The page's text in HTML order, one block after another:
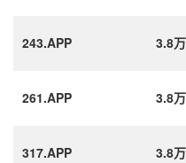
243.APP 3.8万
261.APP 3.8万
317.APP 3.8万